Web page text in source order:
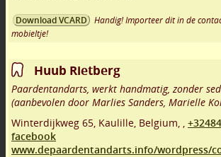
Download VCARD
Handig! Importeer dit in de
mobieltje!
Huub Rietberg
Paardentandarts, werkt handmatig, zonder
(aanbevolen door Marlies Sanders, Marielle
Winterdijkweg 65 Kaulille Belgium,
facebook
www.depaardentandarts.info/wordpress/